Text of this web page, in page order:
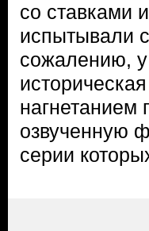
со ставками
испытывали
сожалению, у
нагнетанием
озвученную
серии